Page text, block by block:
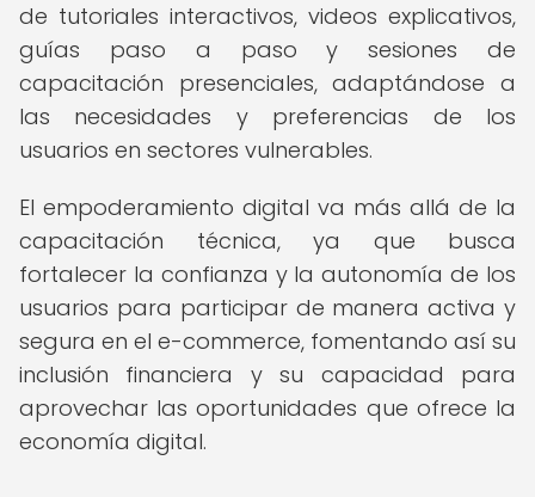
de tutoriales interactivos, videos explicativos,
guías paso a paso y sesiones de
capacitación presenciales, adaptándose a
las necesidades y preferencias de los
usuarios en sectores vulnerables.
El empoderamiento digital va más allá de la
capacitación técnica, ya que busca
fortalecer la confianza y la autonomía de los
usuarios para participar de manera activa y
segura en el e-commerce, fomentando así su
inclusión financiera y su capacidad para
aprovechar las oportunidades que ofrece la
economía digital.